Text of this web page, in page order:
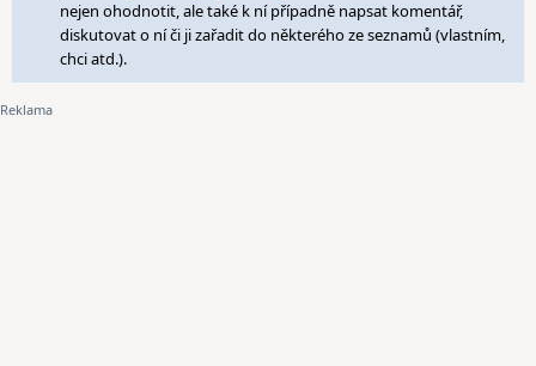
nejen ohodnotit, ale také k ní případně napsat komentář,
diskutovat o ní či ji zařadit do některého ze seznamů (vlastním,
chci atd.).